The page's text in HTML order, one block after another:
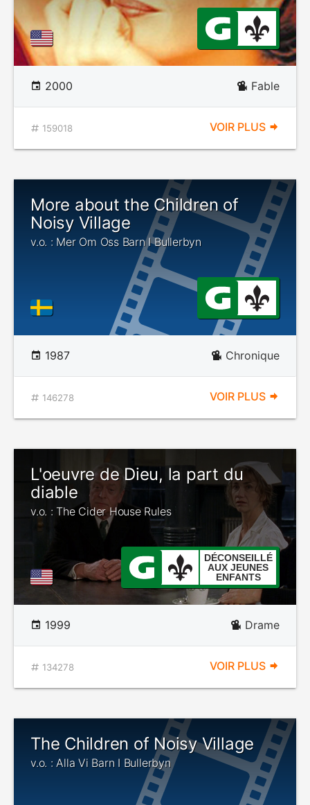
2000 Fable
159018 VOIR PLUS
More about the Children of
Noisy Village
v.o. : Mer Om Oss Barn I Bullerbyn
1987 Chronique
146278 VOIR PLUS
L'oeuvre de Dieu, la part du
diable
v.o. : The Cider House Rules
DÉCONSEILLÉ
AUX JEUNES
ENFANTS
1999 Drame
134278 VOIR PLUS
The Children of Noisy Village
v.o. : Alla Vi Barn I Bullerbyn